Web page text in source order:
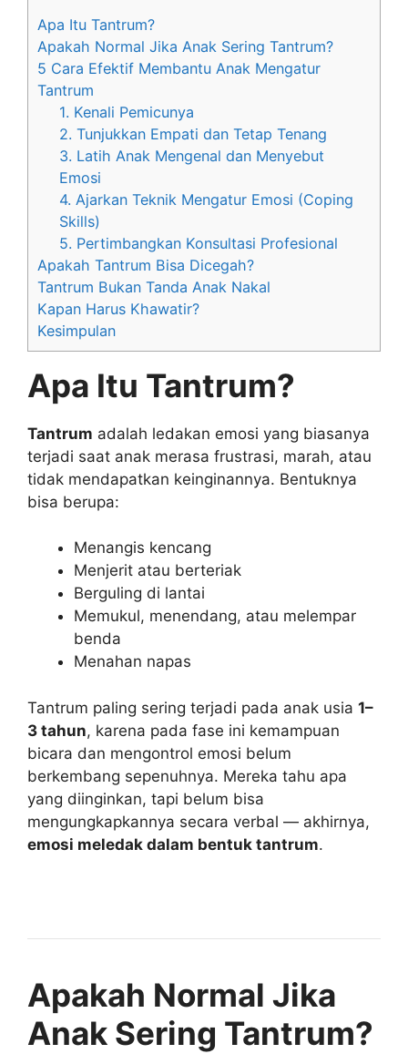
Apa Itu Tantrum?
Apakah Normal Jika Anak Sering Tantrum?
5 Cara Efektif Membantu Anak Mengatur
Tantrum
1. Kenali Pemicunya
2. Tunjukkan Empati dan Tetap Tenang
3. Latih Anak Mengenal dan Menyebut
Emosi
4. Ajarkan Teknik Mengatur Emosi (Coping
Skills)
5. Pertimbangkan Konsultasi Profesional
Apakah Tantrum Bisa Dicegah?
Tantrum Bukan Tanda Anak Nakal
Kapan Harus Khawatir?
Kesimpulan
Apa Itu Tantrum?
Tantrum adalah ledakan emosi yang biasanya
terjadi saat anak merasa frustrasi, marah, atau
tidak mendapatkan keinginannya. Bentuknya
bisa berupa:
Menangis kencang
Menjerit atau berteriak
Berguling di lantai
Memukul, menendang, atau melempar
benda
Menahan napas
Tantrum paling sering terjadi pada anak usia 1–
3 tahun, karena pada fase ini kemampuan
bicara dan mengontrol emosi belum
berkembang sepenuhnya. Mereka tahu apa
yang diinginkan, tapi belum bisa
mengungkapkannya secara verbal — akhirnya,
emosi meledak dalam bentuk tantrum.
Apakah Normal Jika
Anak Sering Tantrum?